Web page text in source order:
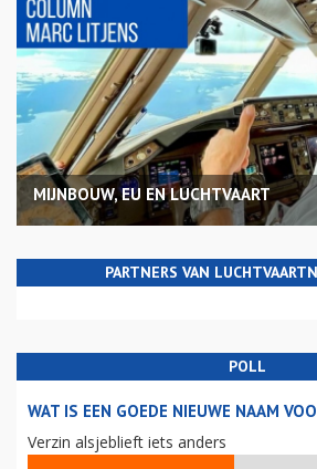
MIJNBOUW, EU EN LUCHTVAART
PARTNERS VAN
POLL
WAT IS EEN GOEDE NIEUWE NAAM
Verzin alsjeblieft iets anders